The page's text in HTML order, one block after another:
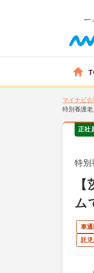
マイナビ
特別養護
正社
特別
ム
車
託児